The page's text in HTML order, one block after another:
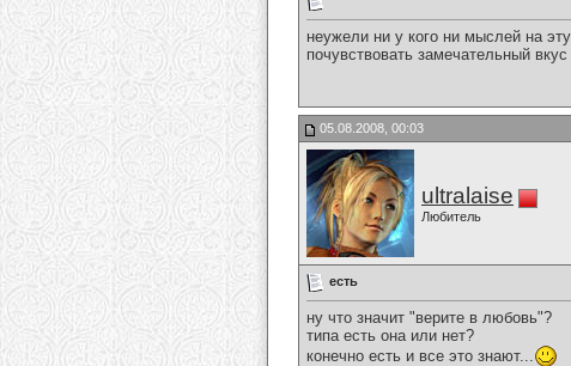
неужели ни у кого ни мыслей на
почувствовать замечательный
05.08.2008, 00:03
ultralaise
Любитель
есть
ну что значит "верите в любовь"?
типа есть она или нет?
конечно есть и все это знают...